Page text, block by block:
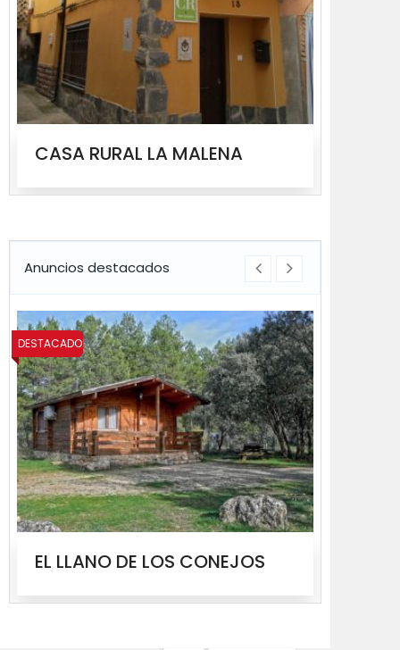
CASA RURAL LA MALENA
Anuncios destacados
DESTACADO
EL LLANO DE LOS CONEJOS